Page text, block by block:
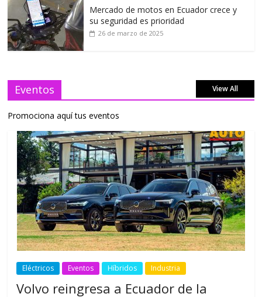
Mercado de motos en Ecuador crece y
su seguridad es prioridad
26 de marzo de 2025
Eventos View All
Promociona aquí tus eventos
Eléctricos Eventos Híbridos Industria
Volvo reingresa a Ecuador de la